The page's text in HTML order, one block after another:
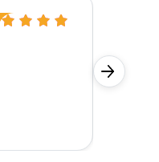
Die